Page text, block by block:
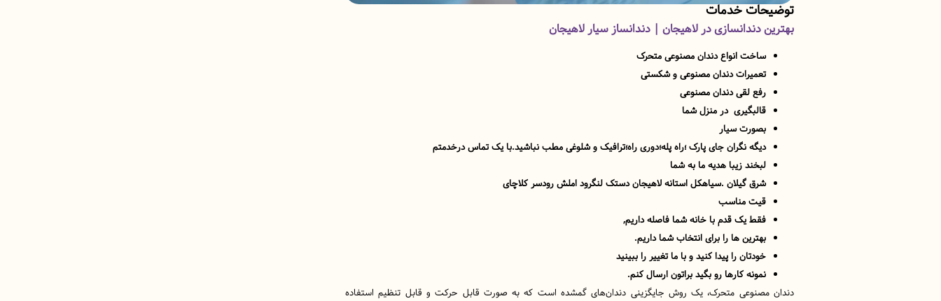
توضیحات خدمات
بهترین دندانسازی در لاهیجان | دندانساز سیار لاهیجان
ساخت انواع دندان مصنوعی متحرک
تعمیرات دندان مصنوعی و شکستی
رفع لقی دندان مصنوعی
قالبگیری در منزل شما
بصورت سیار
دیگه نگران جای پارک ؛راه پله؛دوری راه؛ترافیک و شلوغی مطب نباشید.با یک تماس درخدمتم
لبخند زیبا هدیه ما به شما
شرق گیلان .سیاهکل استانه لاهیجان دستک لنگرود املش رودسر کلاچای
قیت مناسب
فقط یک قدم با خانه شما فاصله داریم,
بهترین ها را برای انتخاب شما داریم.
خودتان را پیدا کنید و با ما تغییر را ببینید
نمونه کارها رو بگید براتون ارسال کنم.
دندان مصنوعی متحرک، یک روش جایگزینی دندان‌های گمشده است که به صورت قابل حرکت و قابل تنظیم استفاده